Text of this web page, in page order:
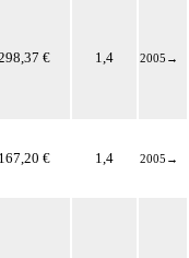
€ 1,4 2005 →
167,20 € 1,4 2005 →